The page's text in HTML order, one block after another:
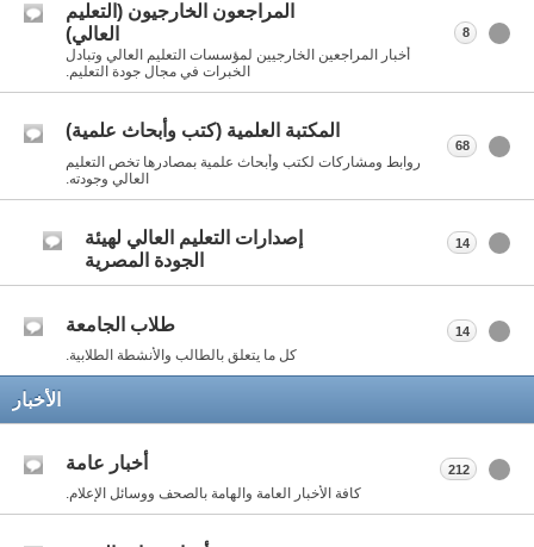
المراجعون الخارجيون (التعليم
العالي)
أخبار المراجعين الخارجيين لمؤسسات التعليم العالي وتبادل
الخبرات في مجال جودة التعليم.
8
المكتبة العلمية (كتب وأبحاث علمية)
روابط ومشاركات لكتب وأبحاث علمية بمصادرها تخص التعليم
العالي وجودته.
68
إصدارات التعليم العالي لهيئة
الجودة المصرية
14
طلاب الجامعة
كل ما يتعلق بالطالب والأنشطة الطلابية.
14
الأخبار
أخبار عامة
كافة الأخبار العامة والهامة بالصحف ووسائل الإعلام.
212